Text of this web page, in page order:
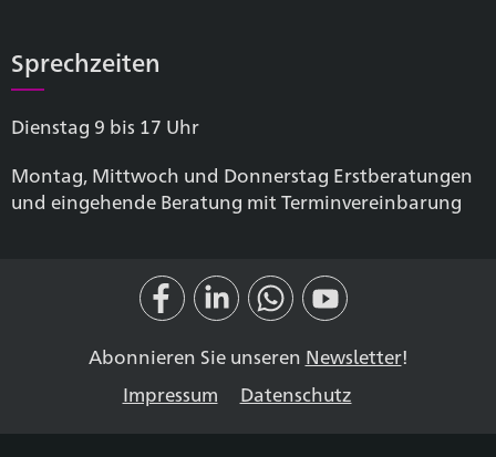
Sprechzeiten
Dienstag 9 bis 17 Uhr
Montag, Mittwoch und Donnerstag Erstberatungen
und eingehende Beratung mit Terminvereinbarung
Abonnieren Sie unseren Newsletter!
Impressum
Datenschutz